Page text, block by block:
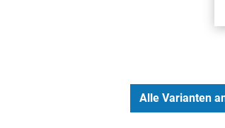
Alle Varianten